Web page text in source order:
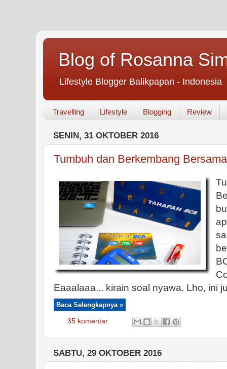
Blog of Rosanna
Lifestyle Blogger Balikpapan - Indonesia
Travelling Lifestyle Blogging Review
SENIN, 31 OKTOBER 2016
Tumbuh dan Berkembang
Eaaalaaa... kirain soal nyawa. Lho, ini
Baca Selengkapnya »
35 komentar:
SABTU, 29 OKTOBER 2016